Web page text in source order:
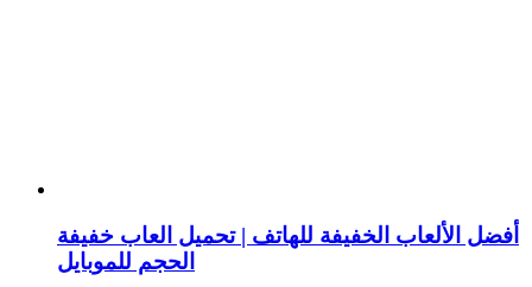
أفضل الألعاب الخفيفة للهاتف | تحميل العاب خفيفة
الحجم للموبايل